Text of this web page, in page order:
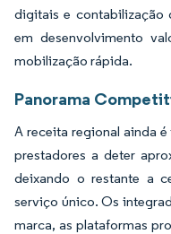
digitais e contabilização
em desenvolvimento
mobilização rápida.
Panorama
A receita regional ainda
prestadores a deter
deixando o restante a
serviço único. Os
marca, as plataformas